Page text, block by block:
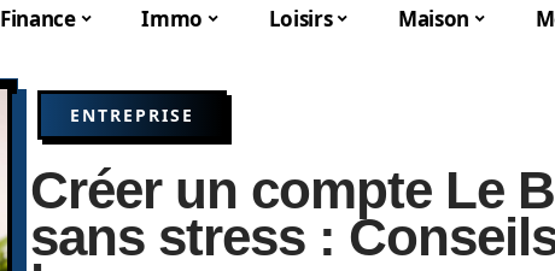
Finance Immo Loisirs Maison
ENTREPRISE
Créer un compte Le
sans stress :